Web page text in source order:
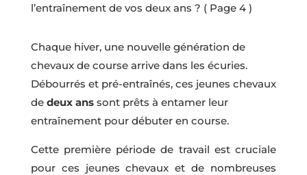
l’entraînement de vos deux ans ? ( Page 4 )
Chaque hiver, une nouvelle génération de
chevaux de course arrive dans les écuries.
Débourrés et pré-entraînés, ces jeunes chevaux
de deux anssont prêts à entamer leur
entraînement pour débuter en course.
Cette première période de travail est cruciale
pour ces jeunes chevaux et de nombreuses